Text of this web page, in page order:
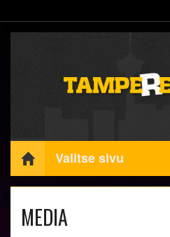
Valitse sivu
MEDIA